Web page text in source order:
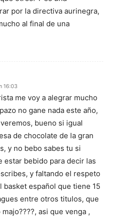
por la directiva aurinegra,
al final de una
16:03
me voy a alegrar mucho
no gane nada este año,
bueno si igual
de chocolate de la gran
y no bebo sabes tu si
estar bebido para decir las
y faltando el respeto
basket español que tiene 15
entre otros titulos, que
asi que venga ,